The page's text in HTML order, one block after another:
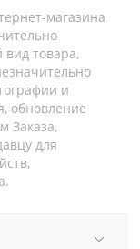
магазина
товара,
и
обновление
Заказа,
для